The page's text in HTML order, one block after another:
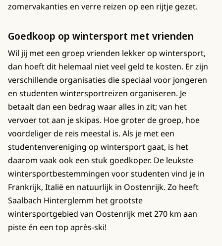
zomervakanties en verre reizen op een rijtje gezet.
Goedkoop op wintersport met vrienden
Wil jij met een groep vrienden lekker op wintersport,
dan hoeft dit helemaal niet veel geld te kosten. Er zijn
verschillende organisaties die speciaal voor jongeren
en studenten wintersportreizen organiseren. Je
betaalt dan een bedrag waar alles in zit; van het
vervoer tot aan je skipas. Hoe groter de groep, hoe
voordeliger de reis meestal is. Als je met een
studentenvereniging op wintersport gaat, is het
daarom vaak ook een stuk goedkoper. De leukste
wintersportbestemmingen voor studenten vind je in
Frankrijk, Italië en natuurlijk in Oostenrijk. Zo heeft
Saalbach Hinterglemm het grootste
wintersportgebied van Oostenrijk met 270 km aan
piste én een top après-ski!